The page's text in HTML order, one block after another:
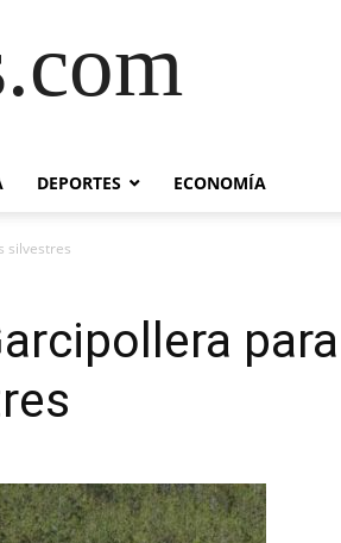
DEPORTES ECONOMÍA
silvestres